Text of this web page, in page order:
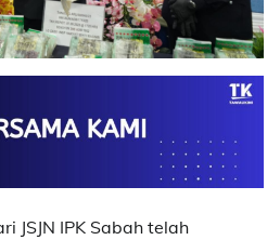
JSJN IPK Sabah telah